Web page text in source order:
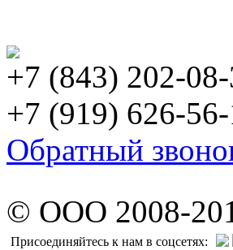
+7 (843) 202-
+7 (919) 626-
Обратный
© ООО 2008-
Присоединяйтесь к нам в соцсетях: